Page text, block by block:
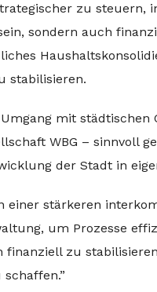
zu steuern,
sondern auch
stabilisieren.
mit
WBG – sinnvoll
der Stadt in
einer stärkeren
um Prozesse
finanziell zu